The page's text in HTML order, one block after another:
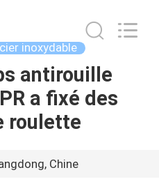
inoxydable
antirouille
a fixé des
roulette
Chine